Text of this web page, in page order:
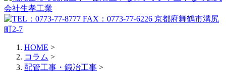
HOME >
コラム >
配管工事・鍛冶工事 >